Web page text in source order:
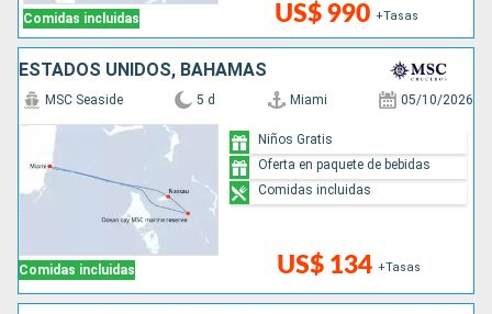
Comidas incluidas US$ 990 +Tasas
ESTADOS UNIDOS, BAHAMAS
Comidas incluidas
MSC Seaside 5 d Miami 05/10/2026
US$ 134 +Tasas
Niños Gratis
Oferta en paquete de bebidas
Comidas incluidas